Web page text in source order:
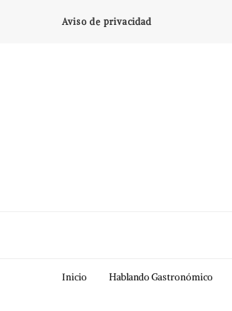
Aviso de privacidad
Inicio Hablando Gastronómico